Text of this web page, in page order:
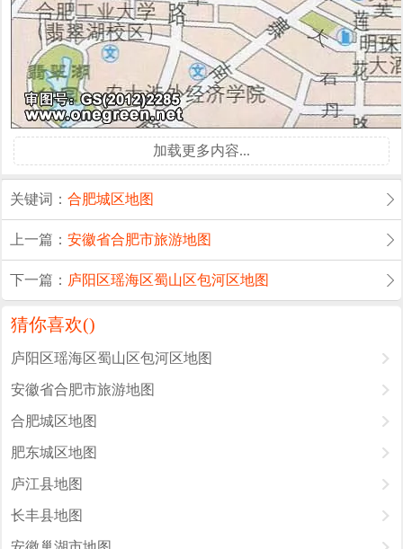
加载更多内容...
关键词：合肥城区地图
上一篇：安徽省合肥市旅游地图
下一篇： 庐阳区瑶海区蜀山区包河区地图
猜你喜欢()
庐阳区瑶海区蜀山区包河区地图
安徽省合肥市旅游地图
合肥城区地图
肥东城区地图
庐江县地图
长丰县地图